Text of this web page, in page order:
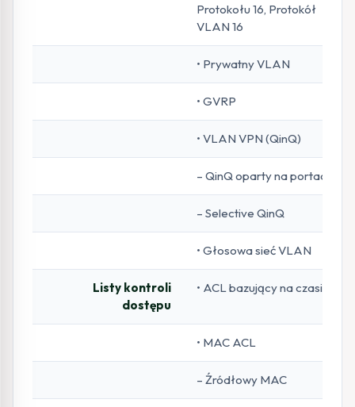
Protokołu 16, Protokół
VLAN 16
• Prywatny VLAN
• GVRP
• VLAN VPN (QinQ)
– QinQ oparty na portach
– Selective QinQ
• Głosowa sieć VLAN
Listy kontroli
dostępu
• ACL bazujący na czasie
• MAC ACL
– Źródłowy MAC